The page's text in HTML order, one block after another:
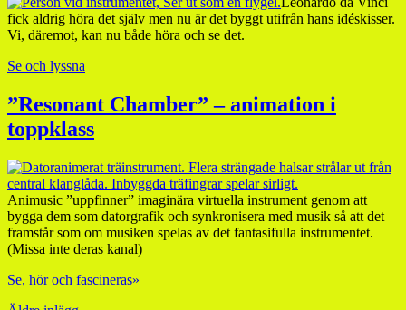
fick aldrig höra det själv men nu är det byggt utifrån hans idéskisser.
Vi, däremot, kan nu både höra och se det.
Se och lyssna
”Resonant Chamber” – animation i
toppklass
Animusic ”uppfinner” imaginära virtuella instrument genom att
bygga dem som datorgrafik och synkronisera med musik så att det
framstår som om musiken spelas av det fantasifulla instrumentet.
(Missa inte deras kanal)
Se, hör och fascineras»